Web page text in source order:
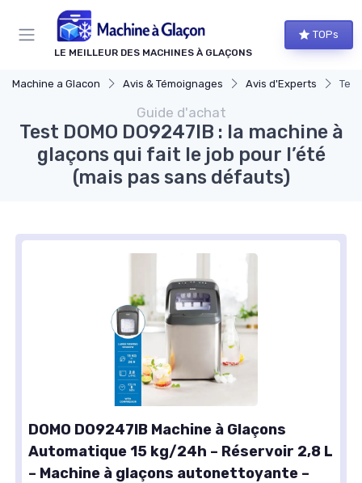
LE MEILLEUR DES MACHINES À GLAÇONS
TOPs
Machine a Glacon Avis & Témoignages Avis d'Experts
Guide d'achat
Test DOMO DO9247IB : la machine à
glaçons qui fait le job pour l’été
(mais pas sans défauts)
DOMO DO9247IB Machine à Glaçons
Automatique 15 kg/24h – Réservoir 2,8 L
– Machine à glaçons autonettoyante –
Panneau de gestion des cookies